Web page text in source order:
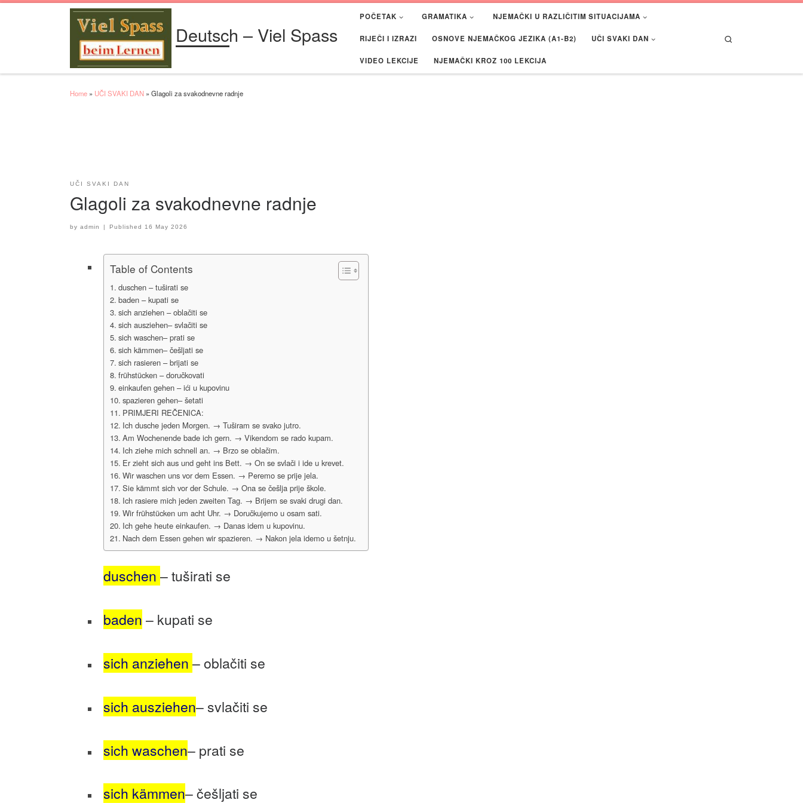
Deutsch – Viel Spass
POČETAK GRAMATIKA NJEMAČKI U RAZLIČITIM SITUACIJAMA
RIJEČI I IZRAZI OSNOVE NJEMAČKOG JEZIKA (A1-B2) UČI SVAKI DAN
VIDEO LEKCIJE NJEMAČKI KROZ 100 LEKCIJA
Home » UČI SVAKI DAN » Glagoli za svakodnevne radnje
UČI SVAKI DAN
Glagoli za svakodnevne radnje
by admin | Published 16 May 2026
Table of Contents
duschen – tuširati se
baden – kupati se
sich anziehen – oblačiti se
sich ausziehen– svlačiti se
sich waschen– prati se
sich kämmen– češljati se
sich rasieren – brijati se
frühstücken – doručkovati
einkaufen gehen – ići u kupovinu
spazieren gehen– šetati
PRIMJERI REČENICA:
Ich dusche jeden Morgen. → Tuširam se svako jutro.
Am Wochenende bade ich gern. → Vikendom se rado kupam.
Ich ziehe mich schnell an. → Brzo se oblačim.
Er zieht sich aus und geht ins Bett. → On se svlači i ide u krevet.
Wir waschen uns vor dem Essen. → Peremo se prije jela.
Sie kämmt sich vor der Schule. → Ona se češlja prije škole.
Ich rasiere mich jeden zweiten Tag. → Brijem se svaki drugi dan.
Wir frühstücken um acht Uhr. → Doručkujemo u osam sati.
Ich gehe heute einkaufen. → Danas idem u kupovinu.
Nach dem Essen gehen wir spazieren. → Nakon jela idemo u šetnju.
duschen – tuširati se
baden – kupati se
sich anziehen – oblačiti se
sich ausziehen– svlačiti se
sich waschen– prati se
sich kämmen– češljati se